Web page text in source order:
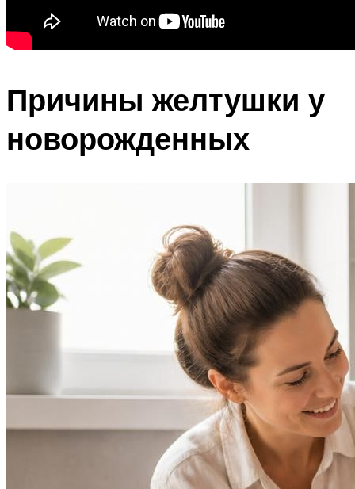
Причины желтушки у
новорожденных